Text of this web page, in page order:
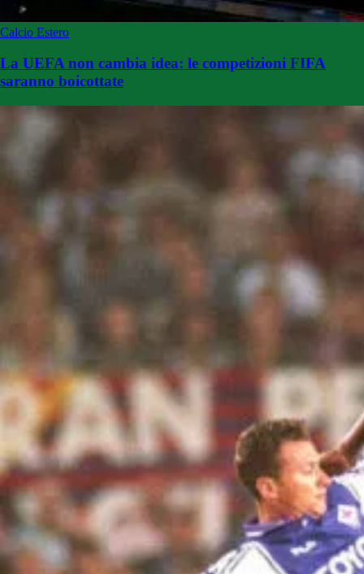
Calcio Estero
La UEFA non cambia idea: le competizioni FIFA
saranno boicottate